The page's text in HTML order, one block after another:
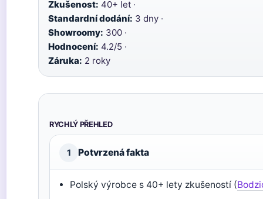
Zkušenost: 40+ let ·
Standardní dodání: 3 dny ·
Showroomy: 300 ·
Hodnocení: 4.2/5 ·
Záruka: 2 roky
RYCHLÝ PŘEHLED
1 Potvrzená fakta
Polský výrobce s 40+ lety zkušeností (